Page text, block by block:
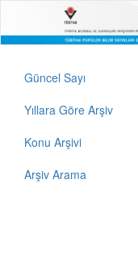
Güncel Sayı
Yıllara Göre Arşiv
Konu Arşivi
Arşiv Arama